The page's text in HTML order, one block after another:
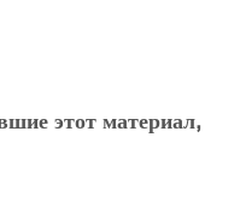
этот материал,